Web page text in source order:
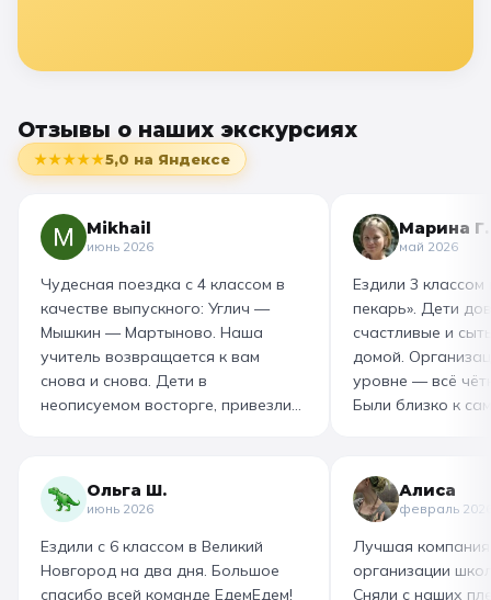
Отзывы о наших экскурсиях
★★★★★5,0 на Яндексе
Mikhail
июнь 2026
Чудесная поездка с 4 классом в
качестве выпускного: Углич —
Мышкин — Мартыново. Наша
учитель возвращается к вам
снова и снова. Дети в
неописуемом восторге, привезли
маршрут для себя, настолько
интересно и насыщенно было.
Огромная благодарность
организатору! Вы лучшие: от
выбора супер-маршрута, питания,
Марина Г.
май 2026
Ездили 3 классом
пекарь». Дети
счастливые и
домой.
уровне — всё
Были близко к
гигантский
изготовили
слоёного теста,
со скоморохом,
загадками. В
Ольга Ш.
июнь 2026
Ездили с 6 классом в Великий
Новгород на два дня. Большое
спасибо всей команде ЕдемЕдем!
Алиса
февраль
Лучшая
организации
Сняли с наших